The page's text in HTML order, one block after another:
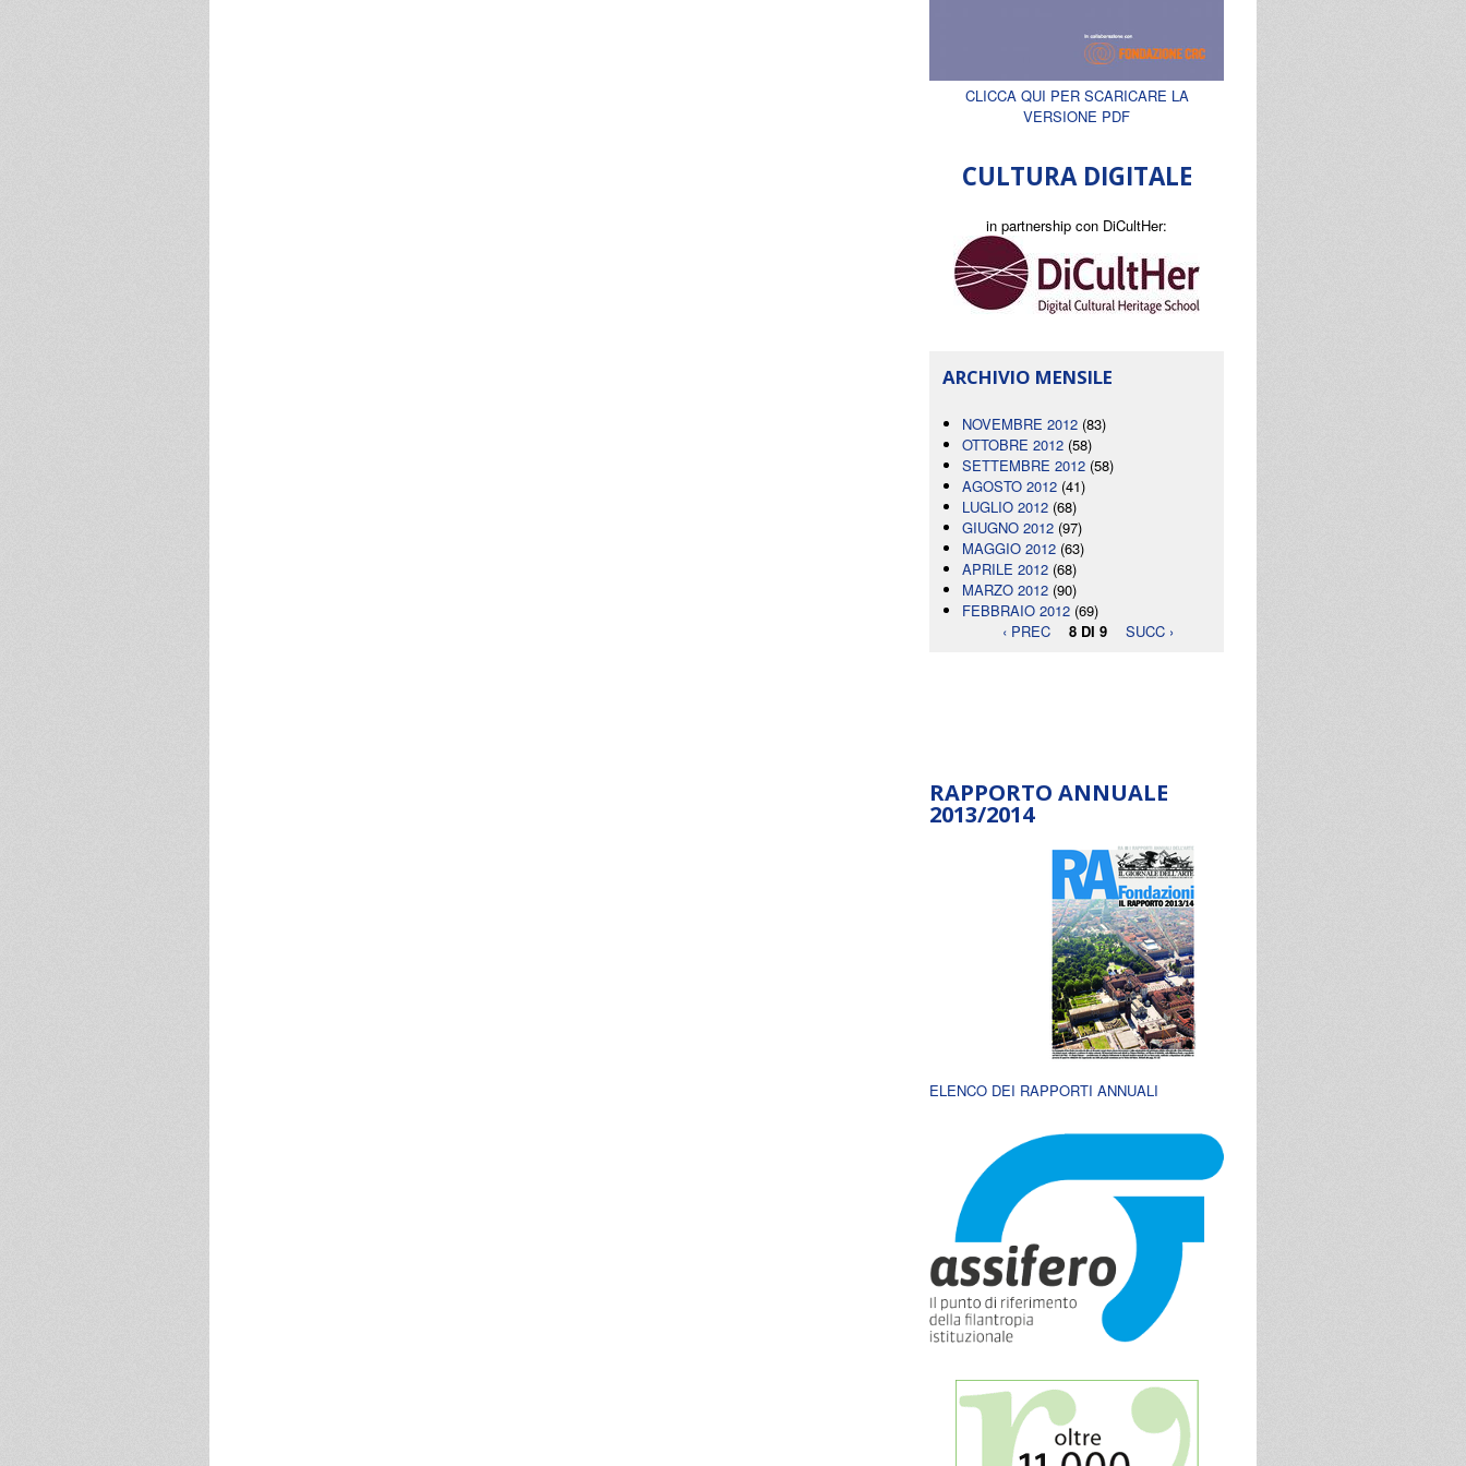
CLICCA QUI PER SCARICARE LA
VERSIONE PDF
CULTURA DIGITALE
in partnership con DiCultHer:
ARCHIVIO MENSILE
NOVEMBRE 2012 (83)
OTTOBRE 2012 (58)
SETTEMBRE 2012 (58)
AGOSTO 2012 (41)
LUGLIO 2012 (68)
GIUGNO 2012 (97)
MAGGIO 2012 (63)
APRILE 2012 (68)
MARZO 2012 (90)
FEBBRAIO 2012 (69)
‹ PREC
8 DI 9 SUCC ›
RAPPORTO ANNUALE
2013/2014
ELENCO DEI RAPPORTI ANNUALI